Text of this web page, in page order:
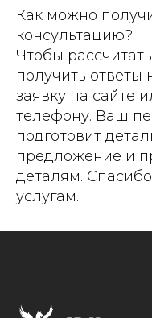
Как можно
консультацию?
Чтобы
получить ответы
заявку на сайте
телефону. Ваш
подготовит
предложение и
деталям.
услугам.